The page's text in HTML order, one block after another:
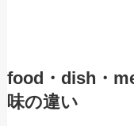
food・dish・
味の違い